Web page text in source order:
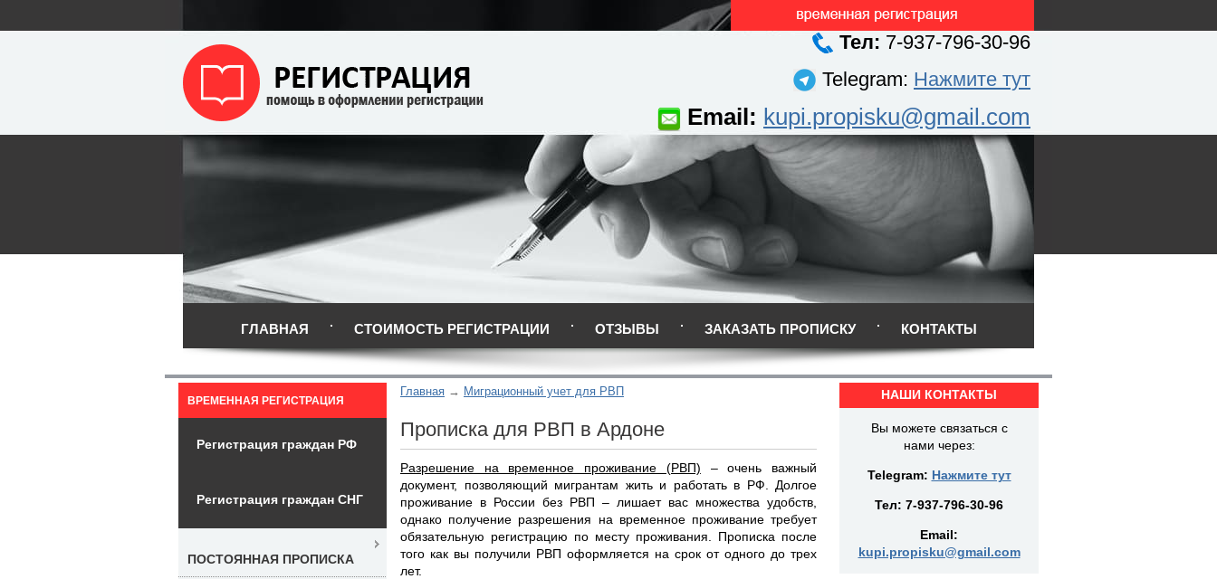
Тел: 7-937-796-30-96
Telegram: Нажмите тут
Email: kupi.propisku@gmail.com
ГЛАВНАЯ СТОИМОСТЬ РЕГИСТРАЦИИ ОТЗЫВЫ ЗАКАЗАТЬ ПРОПИСКУ КОНТАКТЫ
Главная Миграционный учет для РВП
Прописка для РВП в Ардоне
Разрешение на временное проживание (РВП) – очень важный
документ, позволяющий мигрантам жить и работать в РФ. Долгое
проживание в России без РВП – лишает вас множества удобств,
однако получение разрешения на временное проживание требует
обязательную регистрацию по месту проживания. Прописка после
того как вы получили РВП оформляется на срок от одного до трех
лет.
ВРЕМЕННАЯ РЕГИСТРАЦИЯ
Регистрация граждан РФ
Регистрация граждан СНГ
ПОСТОЯННАЯ ПРОПИСКА
НАШИ КОНТАКТЫ
Вы можете связаться с
нами через:
Telegram: Нажмите тут
Тел: 7-937-796-30-96
Email:
kupi.propisku@gmail.com